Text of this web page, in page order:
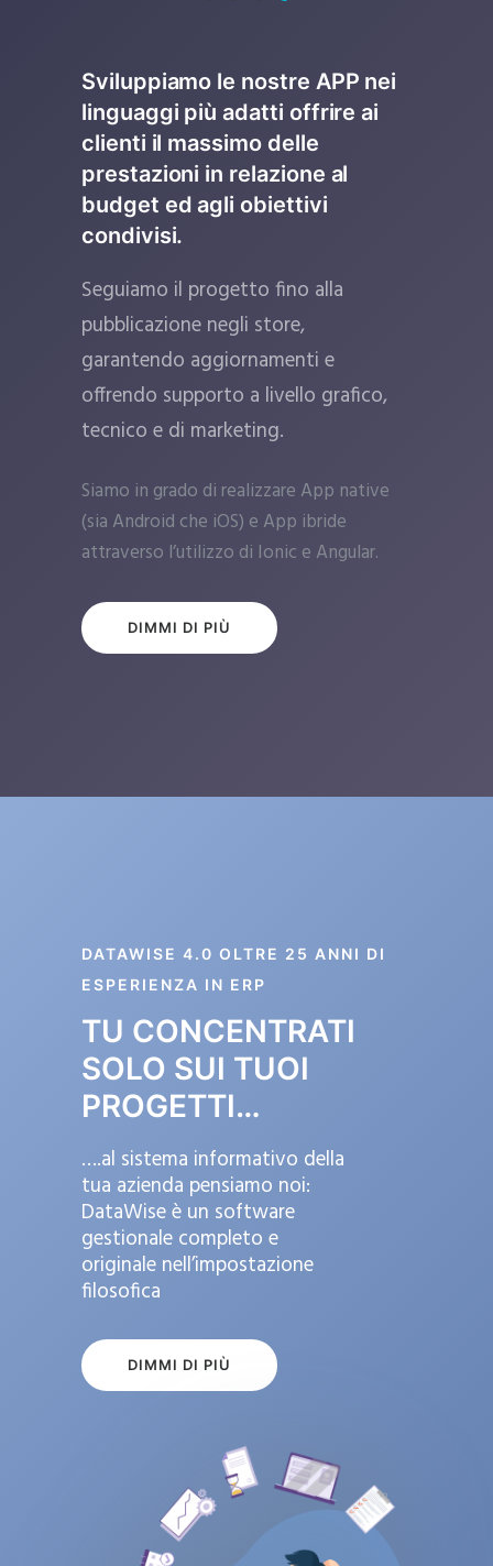
Sviluppiamo le nostre APP nei
linguaggi più adatti offrire ai
clienti il massimo delle
prestazioni in relazione al
budget ed agli obiettivi
condivisi.
Seguiamo il progetto fino alla
pubblicazione negli store,
garantendo aggiornamenti e
offrendo supporto a livello grafico,
tecnico e di marketing.
Siamo in grado di realizzare App native
(sia Android che iOS) e App ibride
attraverso l’utilizzo di Ionic e Angular.
DIMMI DI PIÙ
DATAWISE 4.0 OLTRE 25 ANNI DI
ESPERIENZA IN ERP
TU CONCENTRATI
SOLO SUI TUOI
PROGETTI…
….al sistema informativo della
tua azienda pensiamo noi:
DataWise è un software
gestionale completo e
originale nell’impostazione
filosofica
DIMMI DI PIÙ